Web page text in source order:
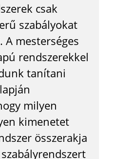
csak
szabályokat
mesterséges
rendszerekkel
tanítani
milyen
kimenetet
összerakja